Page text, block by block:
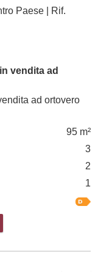
Paese | Rif.
vendita ad
ad ortovero
95 m²
3
2
1